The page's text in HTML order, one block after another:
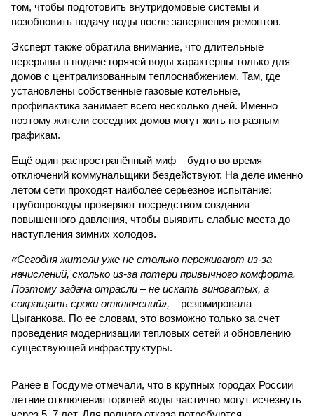
том, чтобы подготовить внутридомовые системы и
возобновить подачу воды после завершения ремонтов.
Эксперт также обратила внимание, что длительные
перерывы в подаче горячей воды характерны только для
домов с централизованным теплоснабжением. Там, где
установлены собственные газовые котельные,
профилактика занимает всего несколько дней. Именно
поэтому жители соседних домов могут жить по разным
графикам.
Ещё один распространённый миф – будто во время
отключений коммунальщики бездействуют. На деле именно
летом сети проходят наиболее серьёзное испытание:
трубопроводы проверяют посредством создания
повышенного давления, чтобы выявить слабые места до
наступления зимних холодов.
«Сегодня жители уже не столько переживают из-за
начислений, сколько из-за потери привычного комфорта.
Поэтому задача отрасли – не искать виноватых, а
сокращать сроки отключений», – резюмировала
Цыганкова. По ее словам, это возможно только за счет
проведения модернизации тепловых сетей и обновлению
существующей инфраструктуры.
Ранее в Госдуме отмечали, что в крупных городах России
летние отключения горячей воды частично могут исчезнуть